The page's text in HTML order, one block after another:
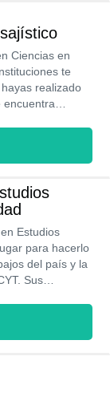
así como
y aguas
Ciencias en
te
realizado
encuentra
modalidad
que forman parte
el
obtener tu
Estudios
para hacerlo
del país y la
Sus
ti.